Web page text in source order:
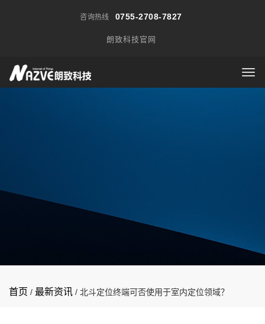
咨询热线 0755-2708-7827
朗致科技官网
首页 / 最新资讯 / 北斗定位终端可否使用于室内定位领域？